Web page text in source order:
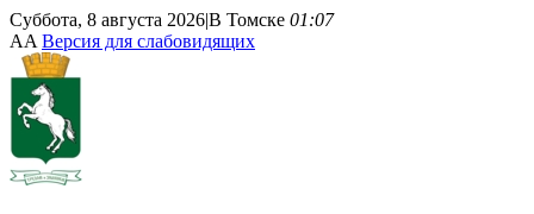
Суббота, 8 августа 2026|В Томске 01:07
AA Версия для слабовидящих